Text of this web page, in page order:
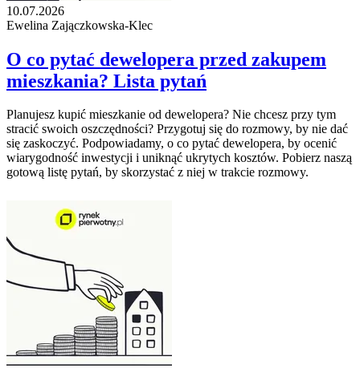
10.07.2026
Ewelina Zajączkowska-Klec
O co pytać dewelopera przed zakupem
mieszkania? Lista pytań
Planujesz kupić mieszkanie od dewelopera? Nie chcesz przy tym
stracić swoich oszczędności? Przygotuj się do rozmowy, by nie dać
się zaskoczyć. Podpowiadamy, o co pytać dewelopera, by ocenić
wiarygodność inwestycji i uniknąć ukrytych kosztów. Pobierz naszą
gotową listę pytań, by skorzystać z niej w trakcie rozmowy.